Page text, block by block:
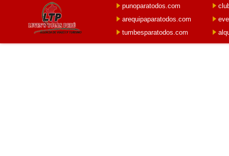
punoparatodos.com
arequipaparatodos.com
tumbesparatodos.com